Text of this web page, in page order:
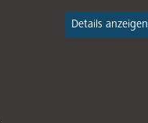
Details anzeigen